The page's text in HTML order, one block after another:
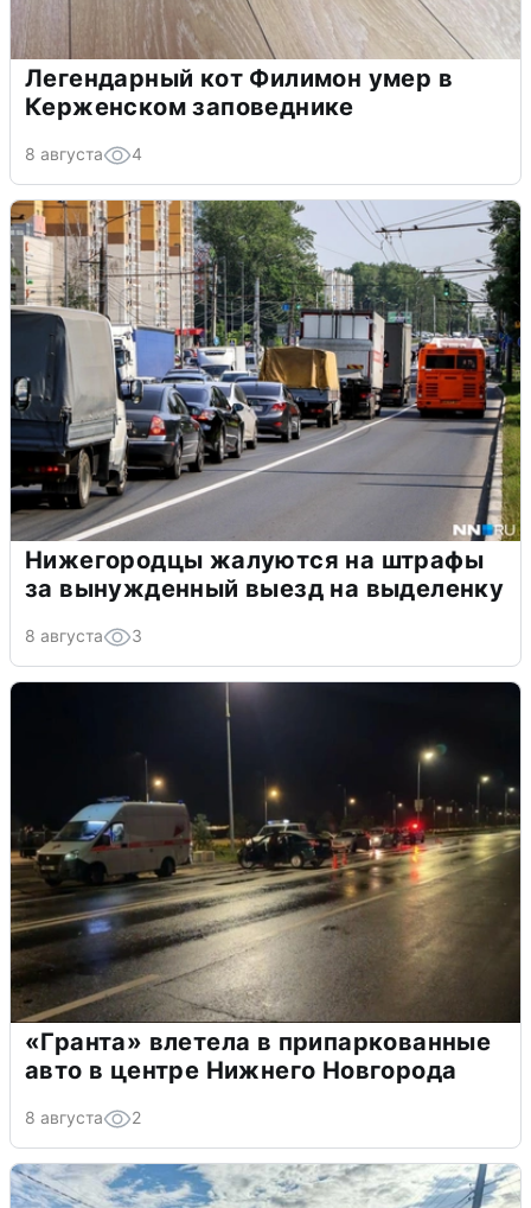
Легендарный кот Филимон умер в
Керженском заповеднике
8 августа 4
Нижегородцы жалуются на штрафы
за вынужденный выезд на выделенку
8 августа 3
«Гранта» влетела в припаркованные
авто в центре Нижнего Новгорода
8 августа 2